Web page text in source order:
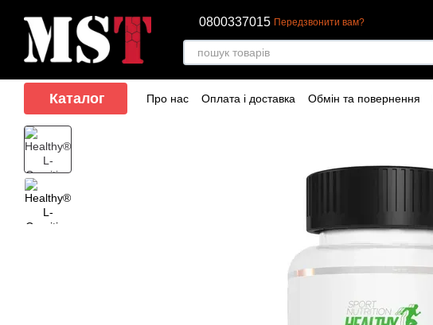
0800337015 Передзвонити вам?
Каталог Про нас Оплата і доставка Обмін та повернення